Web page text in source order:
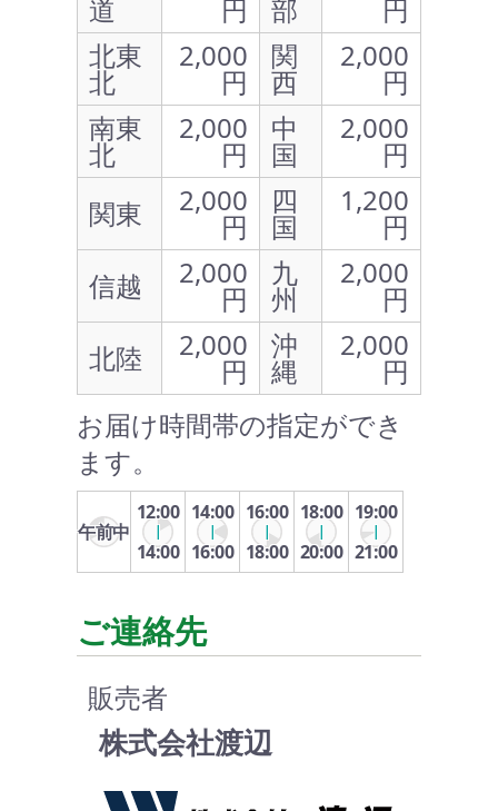
道 円 部
円
北東
北
2,000
円
関
西
2,000
円
南東
北
2,000
円
中
国
2,000
円
関東
2,000
円
四
国
1,200
円
信越
2,000
円
九
州
2,000
円
北陸
2,000
円
沖
縄
2,000
円
お届け時間帯の指定ができ
ます。
午前中
12:00
14:00
14:00
16:00
16:00
18:00
18:00
20:00
19:00
21:00
ご連絡先
販売者
株式会社渡辺